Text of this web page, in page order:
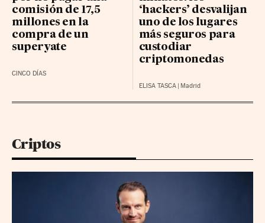
comisión de 17,5
millones en la
compra de un
superyate
CINCO DÍAS
‘hackers’ desvalijan
uno de los lugares
más seguros para
custodiar
criptomonedas
ELISA TASCA Madrid
Criptos